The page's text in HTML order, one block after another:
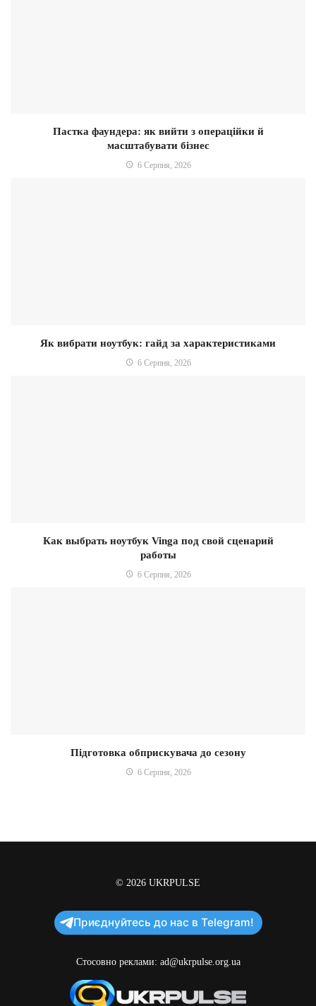
Пастка фаундера: як вийти з операційки й
масштабувати бізнес
6 Серпня, 2026
Як вибрати ноутбук: гайд за характеристиками
6 Серпня, 2026
Как выбрать ноутбук Vinga под свой сценарий
работы
6 Серпня, 2026
Підготовка обприскувача до сезону
6 Серпня, 2026
© 2026 UKRPULSE
Приєднуйтесь до нас в Telegram!
Стосовно реклами: ad@ukrpulse.org.ua